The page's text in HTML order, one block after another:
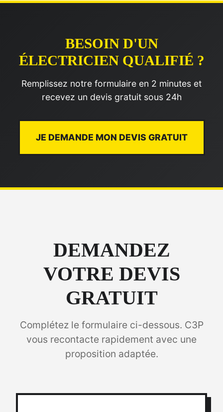
BESOIN D'UN
ÉLECTRICIEN QUALIFIÉ ?
Remplissez notre formulaire en 2 minutes et
recevez un devis gratuit sous 24h
JE DEMANDE MON DEVIS GRATUIT
DEMANDEZ
VOTRE DEVIS
GRATUIT
Complétez le formulaire ci-dessous. C3P
vous recontacte rapidement avec une
proposition adaptée.